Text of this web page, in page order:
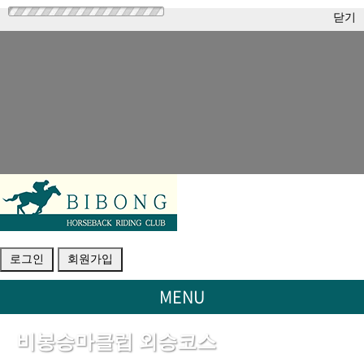
닫기
로그인 회원가입
MENU
비봉승마클럽 외승코스